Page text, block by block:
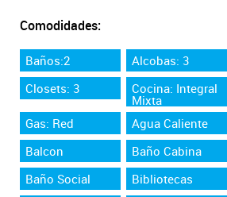
Comodidades:
Baños:2
Alcobas: 3
Closets: 3
Cocina: Integral
Mixta
Gas: Red
Agua Caliente
Balcon
Baño Cabina
Baño Social
Bibliotecas